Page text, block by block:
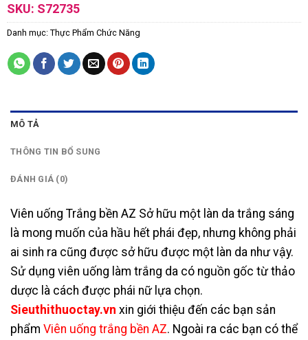
SKU: S72735
Danh mục: Thực Phẩm Chức Năng
MÔ TẢ
THÔNG TIN BỔ SUNG
ĐÁNH GIÁ (0)
Viên uống Trắng bền AZ Sở hữu một làn da trắng sáng
là mong muốn của hầu hết phái đẹp, nhưng không phải
ai sinh ra cũng được sở hữu được một làn da như vậy.
Sử dụng viên uống làm trắng da có nguồn gốc từ thảo
dược là cách được phái nữ lựa chọn.
Sieuthithuoctay.vn xin giới thiệu đến các bạn sản
phẩm Viên uống trắng bền AZ. Ngoài ra các bạn có thể